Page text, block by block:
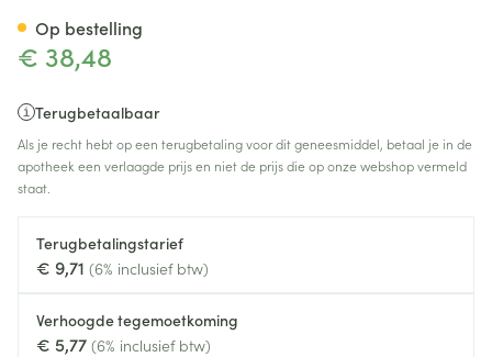
€ 38,48
Terugbetaalbaar
Als je recht hebt op een terugbetaling voor dit geneesmiddel, betaal je in de
apotheek een verlaagde prijs en niet de prijs die op onze webshop vermeld
staat.
Terugbetalingstarief
€ 9,71 (6% inclusief btw)
Verhoogde tegemoetkoming
€ 5,77 (6% inclusief btw)
Op bestelling